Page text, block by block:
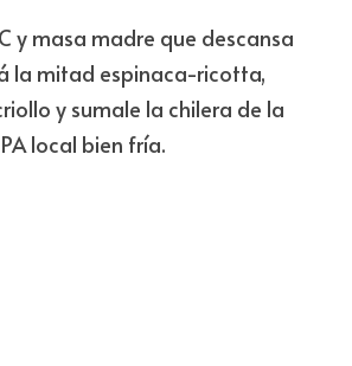
y masa madre que descansa
la mitad espinaca-ricotta,
y sumale la chilera de la
local bien fría.